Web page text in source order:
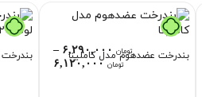
بندرخت عضدهوم مدل کاملینا
تومان۶,۲۹۰,۰۰۰ –
تومان۶,۱۲۰,۰۰۰
بندرخت